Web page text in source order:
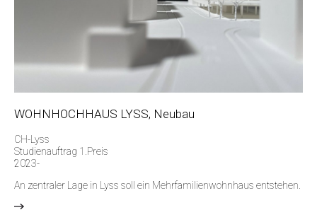
WOHNHOCHHAUS LYSS, Neubau
CH-Lyss
Studienauftrag 1.Preis
2023-
An zentraler Lage in Lyss soll ein Mehrfamilienwohnhaus entstehen.